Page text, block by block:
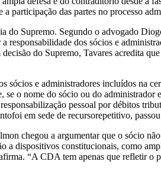
participação das partes no processo
do Supremo. Segundo o advogado
dos sócios e
do Supremo, Tavares acredita
e administradores incluídos na
o nome do sócio ou do
pessoal por débitos
em sede de recursorepetitivo,
chegou a argumentar que o sócio
dispositivos constitucionais, como
“A CDA tem apenas que refletir o